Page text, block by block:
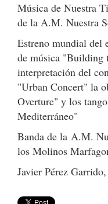
Música de Nuestra
de la A.M. Nuestra
Estreno mundial del
de música "Building
interpretación del
"Urban Concert" la
Overture" y los
Mediterráneo"
Banda de la A.M.
los Molinos
Javier Pérez